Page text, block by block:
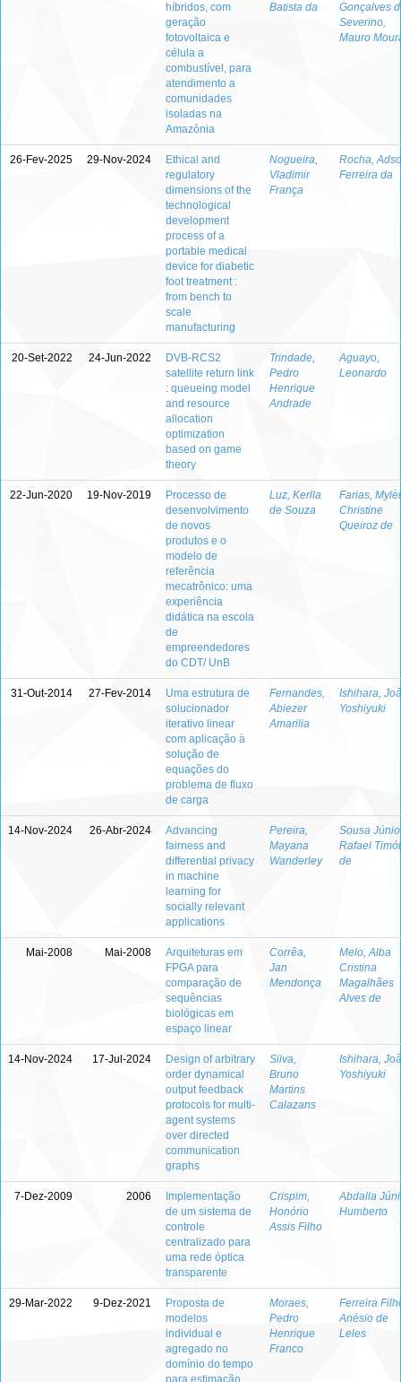
híbridos, com
geração
fotovoltaica e
célula a
combustível, para
atendimento a
comunidades
isoladas na
Amazônia
Batista da
Gonçalves
Severino,
Mauro
26-Fev-2025 29-Nov-2024
Ethical and
regulatory
dimensions of the
technological
development
process of a
portable medical
device for diabetic
foot treatment :
from bench to
scale
manufacturing
Nogueira,
Vladimir
França
Rocha,
Ferreira da
20-Set-2022 24-Jun-2022
DVB-RCS2
satellite return link
: queueing model
and resource
allocation
optimization
based on game
theory
Trindade,
Pedro
Henrique
Andrade
Aguayo,
Leonardo
22-Jun-2020 19-Nov-2019
Processo de
desenvolvimento
de novos
produtos e o
modelo de
referência
mecatrônico: uma
experiência
didática na escola
de
empreendedores
do CDT/ UnB
Luz, Kerlla
de Souza
Farias,
Christine
Queiroz de
31-Out-2014 27-Fev-2014
Uma estrutura de
solucionador
iterativo linear
com aplicação à
solução de
equações do
problema de fluxo
de carga
Fernandes,
Abiezer
Amarilia
Ishihara,
Yoshiyuki
14-Nov-2024 26-Abr-2024
Advancing
fairness and
differential privacy
in machine
learning for
socially relevant
applications
Pereira,
Mayana
Wanderley
Sousa
Rafael
de
Mai-2008 Mai-2008
Arquiteturas em
FPGA para
comparação de
sequências
biológicas em
espaço linear
Corrêa,
Jan
Mendonça
Melo, Alba
Cristina
Magalhães
Alves de
14-Nov-2024 17-Jul-2024
Design of arbitrary
order dynamical
output feedback
protocols for multi-
agent systems
over directed
communication
graphs
Silva,
Bruno
Martins
Calazans
Ishihara,
Yoshiyuki
7-Dez-2009 2006
Implementação
de um sistema de
controle
centralizado para
uma rede óptica
transparente
Crispim,
Honório
Assis Filho
Abdalla
Humberto
29-Mar-2022 9-Dez-2021
Proposta de
modelos
individual e
agregado no
domínio do tempo
para estimação
Moraes,
Pedro
Henrique
Franco
Ferreira
Anésio de
Leles